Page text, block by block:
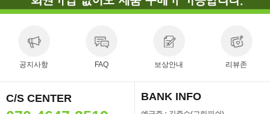
공지사항 FAQ 보상안내 리뷰존
C/S CENTER BANK INFO